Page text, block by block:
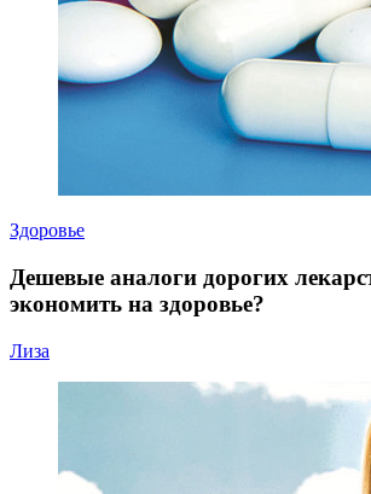
Здоровье
Дешевые аналоги дорогих
экономить на здоровье?
Лиза